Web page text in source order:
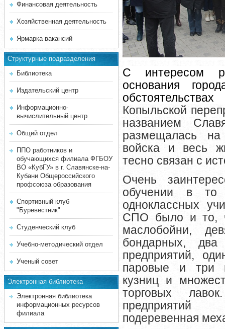
Финансовая деятельность
Хозяйственная деятельность
Ярмарка вакансий
Структурные подразделения
Библиотека
Издательский центр
Информационно-
вычислительный центр
Общий отдел
ППО работников и
обучающихся филиала ФГБОУ
ВО «КубГУ» в г. Славянске-на-
Кубани Общероссийского
профсоюза образования
Спортивный клуб
"Буревестник"
Студенческий клуб
Учебно-методический отдел
Ученый совет
Электронная библиотека
Электронная библиотека
информационных ресурсов
филиала
С интересом
основания
Копыльской
названием
размещалась на
войска и весь
тесно связан с
Очень
обучении в
одноклассных
СПО было и то,
маслобойни,
бондарных,
предприятий,
паровые и три
кузниц и
торговых
предприятий
подеревенная